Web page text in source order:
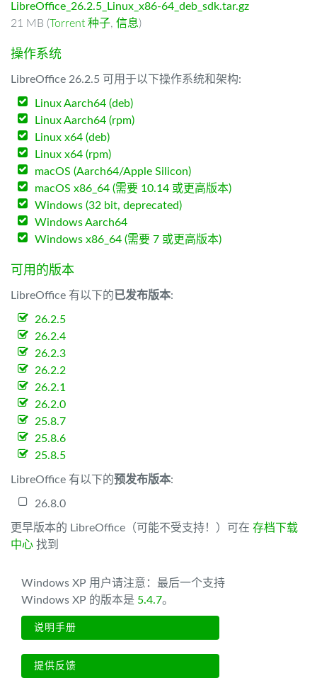
LibreOffice_26.2.5_Linux_x86-64_deb_sdk.tar.gz
21 MB (Torrent 种子, 信息)
操作系统
LibreOffice 26.2.5 可用于以下操作系统和架构:
Linux Aarch64 (deb)
Linux Aarch64 (rpm)
Linux x64 (deb)
Linux x64 (rpm)
macOS (Aarch64/Apple Silicon)
macOS x86_64 (需要 10.14 或更高版本)
Windows (32 bit, deprecated)
Windows Aarch64
Windows x86_64 (需要 7 或更高版本)
可用的版本
LibreOffice 有以下的已发布版本:
26.2.5
26.2.4
26.2.3
26.2.2
26.2.1
26.2.0
25.8.7
25.8.6
25.8.5
LibreOffice 有以下的预发布版本:
26.8.0
更早版本的 LibreOffice（可能不受支持！）可在 存档下载
中心 找到
Windows XP 用户请注意：最后一个支持
Windows XP 的版本是 5.4.7。
说明手册
提供反馈